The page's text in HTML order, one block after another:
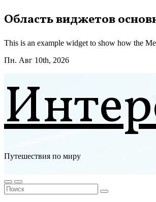
Перейти
к
Область виджетов
This is an example widget to show how the
Пн. Авг 10th, 2026
Путешествия по миру